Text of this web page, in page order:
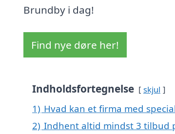
Brundby i dag!
Find nye døre her!
Indholdsfortegnelse skjul
1) Hvad kan et firma med
2) Indhent altid mindst 3 tilbud